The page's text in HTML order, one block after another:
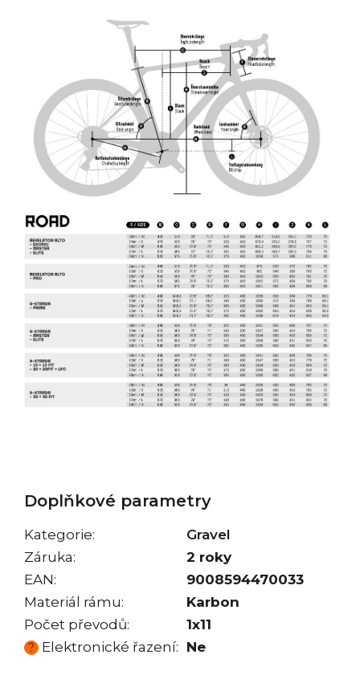
Doplňkové parametry
Kategorie:
Gravel
Záruka:
2 roky
EAN:
9008594470033
Materiál rámu:
Karbon
Počet převodů: 1x11
? Elektronické řazení: Ne